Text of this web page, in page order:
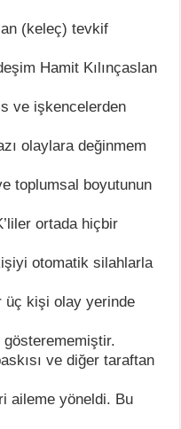
(keleç) tevkif
Hamit Kılınçaslan
ve işkencelerden
olaylara değinmem
toplumsal boyutunun
ortada hiçbir
otomatik silahlarla
üç kişi olay yerinde
ve diğer taraftan
aileme yöneldi. Bu